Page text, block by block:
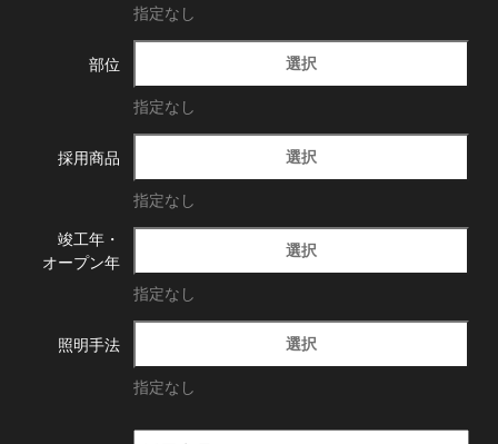
指定なし
部位 選択
指定なし
採用商品 選択
指定なし
竣工年・
オープン年
選択
指定なし
照明手法 選択
指定なし